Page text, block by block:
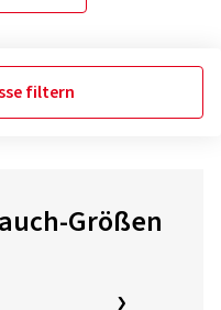
filtern
Größen